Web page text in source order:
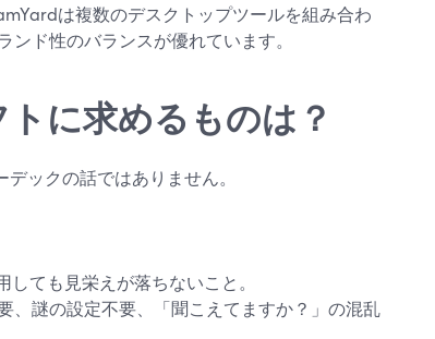
は複数のデスクトップツールを組み合わ
ド性のバランスが優れています。
に求めるものは？
ックの話ではありません。
しても見栄えが落ちないこと。
、謎の設定不要、「聞こえてますか？」の混乱